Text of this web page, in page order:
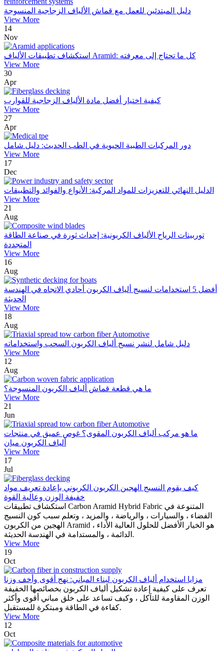
دليل المبتدئين للعمل مع قماش الألياف الزجاجية المنسوجة
View More
14
Nov
استكشاف تطبيقات الألياف Aramid: كل ما تحتاج إلى معرفته
View More
30
Apr
كيفية اختيار أفضل مادة الألياف الزجاجية للقوارب
View More
27
Apr
دور المركبات الطبية الحيوية في الطب الحديث: دليل شامل
View More
17
Dec
الدليل النهائي للتعزيزات للمواد المركبة: الأنواع والفوائد والتطبيقات
View More
21
Aug
توربينات الرياح الألياف الكربونية: إحداث ثورة في صناعة الطاقة
المتجددة
View More
16
Aug
أفضل 5 استخدامات لنسيج ألياف الكربون أحادي الاتجاه في الهندسة
الحديثة
View More
18
Aug
دليل شامل لنشر نسيج ألياف الكربون السحب واستخداماته
View More
12
Aug
ما هي قطعة قماش ألياف الكربون المنسوجة؟
View More
21
Jun
ما هو مركب ألياف الكربون المقوى؟ غوص عميق في منتجات
ألياف الكربون ميان
View More
17
Jul
كيف يقوم النسيج الهجين الكربون الكربوني بإعادة تعريف مواد
خفيفة الوزن وعالية القوة
استكشاف تطبيقات Carbon Aramid Hybrid Fabric المتنوعة في
الفضاء ، والسيارات ، والرياضة ، والمزيد ، وتعلم سبب كون النسيج
الهجين من الكربون Aramid هو الخيار الأفضل للحلول العالية الأداء ،
الدائمة ، والمستدامة في الهندسة الحديثة.
View More
19
Oct
مزايا استخدام ألياف الكربون لبناء المباني: نهج أقوى وأخف وزنا
تعرف على كيفية إعادة تشكيل ألياف الكربون بخصائصها الخفيفة
الوزن المقاومة للتآكل ، وكيف تساعد على خلق مباني أقوى وأكثر
كفاءة في الطاقة ومبتكرة للمستقبل.
View More
12
Oct